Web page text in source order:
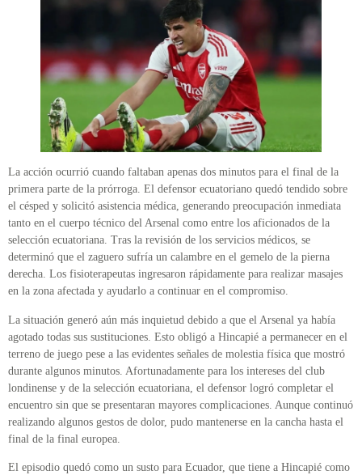
La acción ocurrió cuando faltaban apenas dos minutos para el final de la
primera parte de la prórroga. El defensor ecuatoriano quedó tendido sobre
el césped y solicitó asistencia médica, generando preocupación inmediata
tanto en el cuerpo técnico del Arsenal como entre los aficionados de la
selección ecuatoriana. Tras la revisión de los servicios médicos, se
determinó que el zaguero sufría un calambre en el gemelo de la pierna
derecha. Los fisioterapeutas ingresaron rápidamente para realizar masajes
en la zona afectada y ayudarlo a continuar en el compromiso.
La situación generó aún más inquietud debido a que el Arsenal ya había
agotado todas sus sustituciones. Esto obligó a Hincapié a permanecer en el
terreno de juego pese a las evidentes señales de molestia física que mostró
durante algunos minutos. Afortunadamente para los intereses del club
londinense y de la selección ecuatoriana, el defensor logró completar el
encuentro sin que se presentaran mayores complicaciones. Aunque continuó
realizando algunos gestos de dolor, pudo mantenerse en la cancha hasta el
final de la final europea.
El episodio quedó como un susto para Ecuador, que tiene a Hincapié como